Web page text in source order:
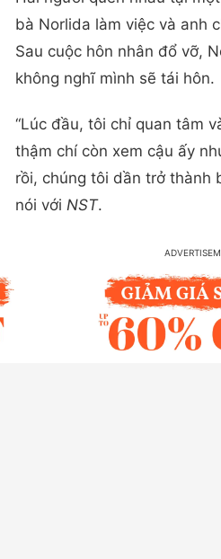
bà Norlida làm việc và anh
Sau cuộc hôn nhân đổ vỡ,
không nghĩ mình sẽ tái hôn.
“Lúc đầu, tôi chỉ quan tâm
thậm chí còn xem cậu ấy
rồi, chúng tôi dần trở thành
nói với NST.